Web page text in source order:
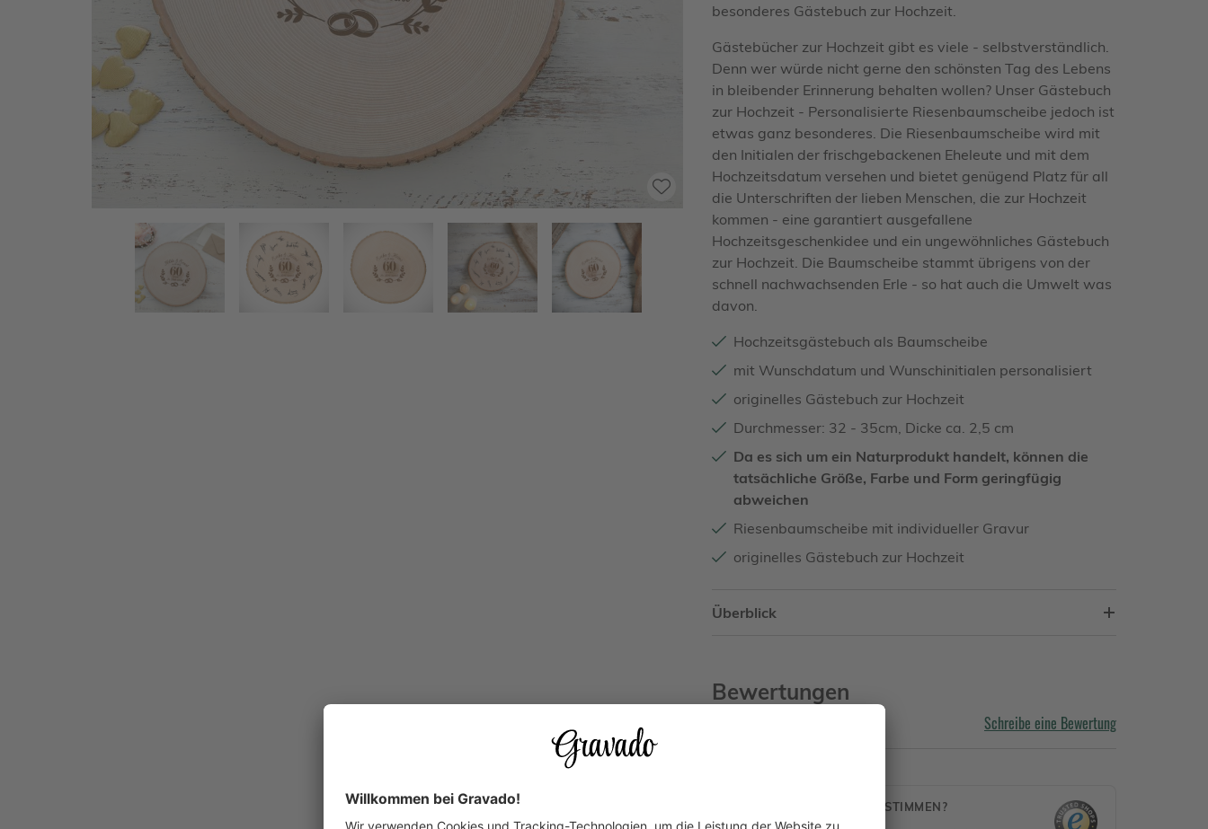
besonderes Gästebuch zur Hochzeit.
Gästebücher zur Hochzeit gibt es viele - selbstverständlich.
Denn wer würde nicht gerne den schönsten Tag des Lebens
in bleibender Erinnerung behalten wollen? Unser Gästebuch
zur Hochzeit - Personalisierte Riesenbaumscheibe jedoch ist
etwas ganz besonderes. Die Riesenbaumscheibe wird mit
den Initialen der frischgebackenen Eheleute und mit dem
Hochzeitsdatum versehen und bietet genügend Platz für all
die Unterschriften der lieben Menschen, die zur Hochzeit
kommen - eine garantiert ausgefallene
Hochzeitsgeschenkidee und ein ungewöhnliches Gästebuch
zur Hochzeit. Die Baumscheibe stammt übrigens von der
schnell nachwachsenden Erle - so hat auch die Umwelt was
davon.
Hochzeitsgästebuch als Baumscheibe
mit Wunschdatum und Wunschinitialen personalisiert
originelles Gästebuch zur Hochzeit
Durchmesser: 32 - 35cm, Dicke ca. 2,5 cm
Da es sich um ein Naturprodukt handelt, können die
tatsächliche Größe, Farbe und Form geringfügig
abweichen
Riesenbaumscheibe mit individueller Gravur
originelles Gästebuch zur Hochzeit
Überblick
Bewertungen
Schreibe eine Bewertung
WOHER KOMMEN DIESE STIMMEN?